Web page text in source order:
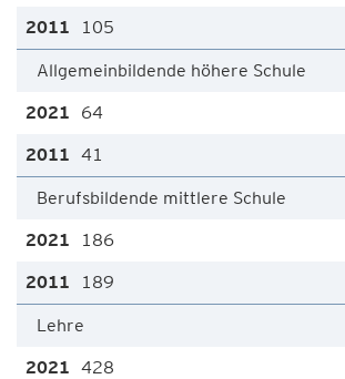
105
Allgemeinbildende höhere Schule
64
41
Berufsbildende mittlere Schule
186
189
Lehre
428